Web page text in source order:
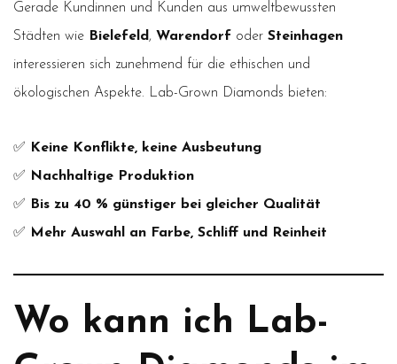
Gerade Kundinnen und Kunden aus umweltbewussten
Städten wie Bielefeld, Warendorf oder Steinhagen
interessieren sich zunehmend für die ethischen und
ökologischen Aspekte. Lab-Grown Diamonds bieten:
✅ Keine Konflikte, keine Ausbeutung
✅ Nachhaltige Produktion
✅ Bis zu 40 % günstiger bei gleicher Qualität
✅ Mehr Auswahl an Farbe, Schliff und Reinheit
Wo kann ich Lab-